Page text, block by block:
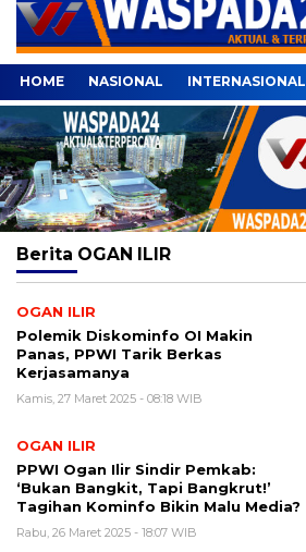
HOME NASIONAL INTERNASIONAL
Berita OGAN ILIR
OGAN ILIR
Polemik Diskominfo OI Makin
Panas, PPWI Tarik Berkas
Kerjasamanya
Kamis, 27 Maret 2025 - 08:18 WIB
OGAN ILIR
PPWI Ogan Ilir Sindir Pemkab:
‘Bukan Bangkit, Tapi Bangkrut!’
Tagihan Kominfo Bikin Malu Media?
Rabu, 26 Maret 2025 - 18:07 WIB